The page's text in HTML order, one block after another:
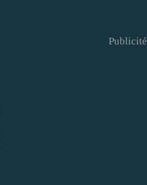
Publicité